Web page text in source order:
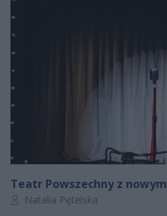
Teatr Powszechny z
Autor artykułu:
Natalia Pętelska